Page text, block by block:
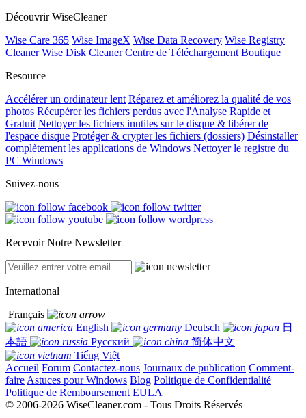
Découvrir WiseCleaner
Wise Care 365 Wise ImageX Wise Data Recovery Wise Registry
Cleaner Wise Disk Cleaner Centre de Téléchargement Boutique
Resource
Accélérer un ordinateur lent Réparez et améliorez la qualité de vos
photos Récupérer les fichiers perdus avec l'Analyse Rapide et
Gratuit Nettoyer les fichiers inutiles sur le disque & libérer de
l'espace disque Protéger & crypter les fichiers (dossiers) Désinstaller
complètement les applications de Windows Nettoyer le registre du
PC Windows
Suivez-nous
Recevoir Notre Newsletter
International
Français
English
Deutsch
日
本語
Русский
简体中文
Tiếng Việt
Accueil Forum Contactez-nous Journaux de publication Comment-
faire Astuces pour Windows Blog Politique de Confidentialité
Politique de Remboursement EULA
© 2006-2026 WiseCleaner.com - Tous Droits Réservés